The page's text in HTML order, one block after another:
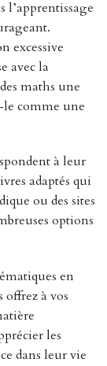
excessive
avec la
maths une
le comme une
à leur
adaptés qui
ou des sites
options
en
offrez à vos
les
dans leur vie